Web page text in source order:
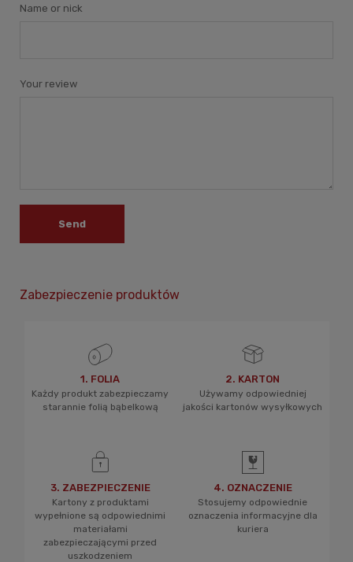
Name or nick
Your review
Send
Zabezpieczenie produktów
1. FOLIA
Każdy produkt zabezpieczamy
starannie folią bąbelkową
2. KARTON
Używamy odpowiedniej
jakości kartonów wysyłkowych
3. ZABEZPIECZENIE
Kartony z produktami
wypełnione są odpowiednimi
materiałami
zabezpieczającymi przed
uszkodzeniem
4. OZNACZENIE
Stosujemy odpowiednie
oznaczenia informacyjne dla
kuriera